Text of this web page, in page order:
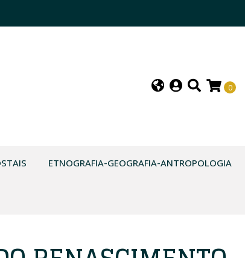
0
ETNOGRAFIA-GEOGRAFIA-ANTROPOLOGIA